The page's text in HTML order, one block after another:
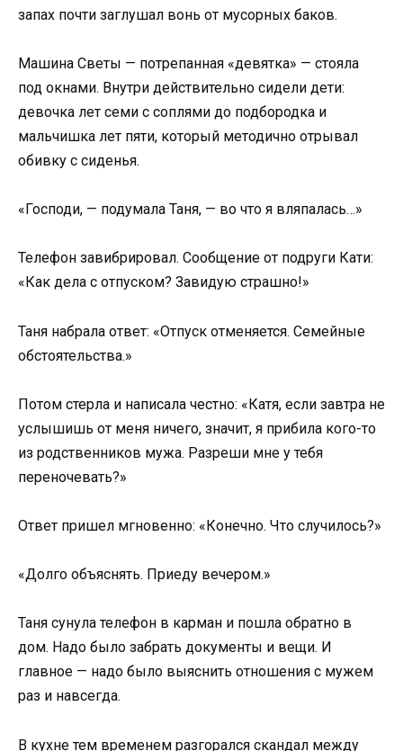
запах почти заглушал вонь от мусорных баков.
Машина Светы — потрепанная «девятка» — стояла
под окнами. Внутри действительно сидели дети:
девочка лет семи с соплями до подбородка и
мальчишка лет пяти, который методично отрывал
обивку с сиденья.
«Господи, — подумала Таня, — во что я вляпалась…»
Телефон завибрировал. Сообщение от подруги Кати:
«Как дела с отпуском? Завидую страшно!»
Таня набрала ответ: «Отпуск отменяется. Семейные
обстоятельства.»
Потом стерла и написала честно: «Катя, если завтра не
услышишь от меня ничего, значит, я прибила кого-то
из родственников мужа. Разреши мне у тебя
переночевать?»
Ответ пришел мгновенно: «Конечно. Что случилось?»
«Долго объяснять. Приеду вечером.»
Таня сунула телефон в карман и пошла обратно в
дом. Надо было забрать документы и вещи. И
главное — надо было выяснить отношения с мужем
раз и навсегда.
В кухне тем временем разгорался скандал между